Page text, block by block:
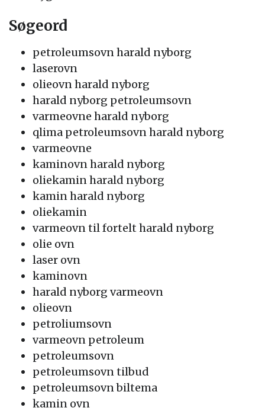
Søgeord
petroleumsovn harald nyborg
laserovn
olieovn harald nyborg
harald nyborg petroleumsovn
varmeovne harald nyborg
qlima petroleumsovn harald nyborg
varmeovne
kaminovn harald nyborg
oliekamin harald nyborg
kamin harald nyborg
oliekamin
varmeovn til fortelt harald nyborg
olie ovn
laser ovn
kaminovn
harald nyborg varmeovn
olieovn
petroliumsovn
varmeovn petroleum
petroleumsovn
petroleumsovn tilbud
petroleumsovn biltema
kamin ovn